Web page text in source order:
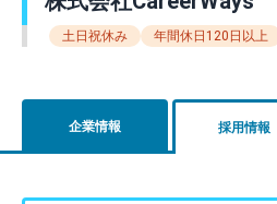
土日祝休み 年間休日120日以上
企業情報 採用情報